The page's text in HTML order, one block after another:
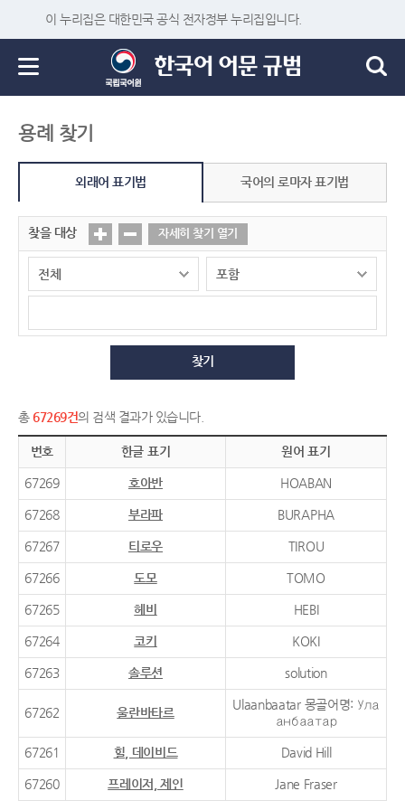
이 누리집은 대한민국 공식 전자정부 누리집입니다.
용례 찾기
외래어 표기법 국어의 로마자 표기법
찾을 대상 자세히 찾기 열기
찾기
총 67269건의 검색 결과가 있습니다.
번호 한글 표기 원어 표기
67269 호아반 HOABAN
67268 부라파 BURAPHA
67267 티로우 TIROU
67266 도모 TOMO
67265 헤비 HEBI
67264 코키 KOKI
67263 솔루션 solution
67262 울란바타르
Ulaanbaatar 몽골어명: Ула
анбаатар
67261 힐, 데이비드 David Hill
67260 프레이저, 제인 Jane Fraser